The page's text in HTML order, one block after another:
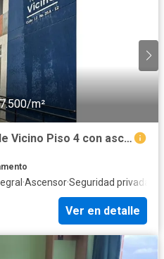
m²
Apartamento en Torres de Vicino Piso 4 con ascensor
·Ascensor·Seguridad privada
Ver en detalle